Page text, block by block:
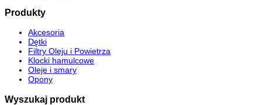
Produkty
Akcesoria
Dętki
Filtry Oleju i Powietrza
Klocki hamulcowe
Oleje i smary
Opony
Wyszukaj produkt